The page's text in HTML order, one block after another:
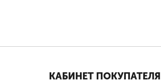
КАБИНЕТ ПОКУПАТЕЛЯ